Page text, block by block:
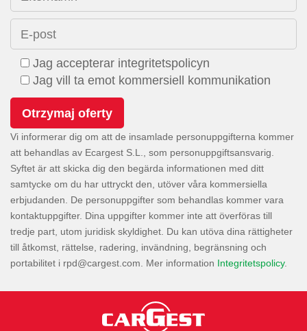
E-post
Jag accepterar integritetspolicyn
Jag vill ta emot kommersiell kommunikation
Vi informerar dig om att de insamlade personuppgifterna kommer
att behandlas av Ecargest S.L., som personuppgiftsansvarig.
Syftet är att skicka dig den begärda informationen med ditt
samtycke om du har uttryckt den, utöver våra kommersiella
erbjudanden. De personuppgifter som behandlas kommer vara
kontaktuppgifter. Dina uppgifter kommer inte att överföras till
tredje part, utom juridisk skyldighet. Du kan utöva dina rättigheter
till åtkomst, rättelse, radering, invändning, begränsning och
portabilitet i
. Mer information Integritetspolicy.